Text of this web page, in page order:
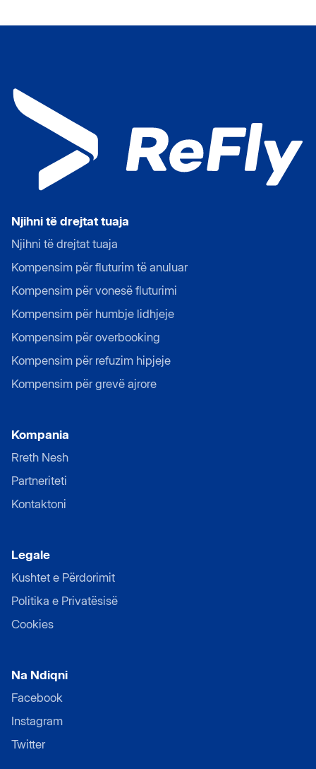
Njihni të drejtat tuaja
Njihni të drejtat tuaja
Kompensim për fluturim të anuluar
Kompensim për vonesë fluturimi
Kompensim për humbje lidhjeje
Kompensim për overbooking
Kompensim për refuzim hipjeje
Kompensim për grevë ajrore
Kompania
Rreth Nesh
Partneriteti
Kontaktoni
Legale
Kushtet e Përdorimit
Politika e Privatësisë
Cookies
Na Ndiqni
Facebook
Instagram
Twitter